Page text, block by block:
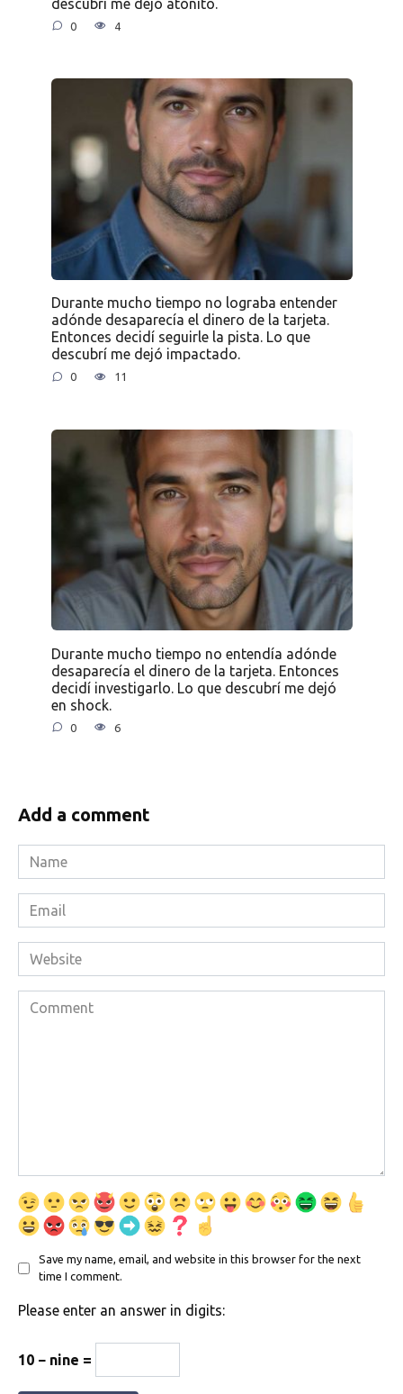
0 4
Durante mucho tiempo no lograba entender
adónde desaparecía el dinero de la tarjeta.
Entonces decidí seguirle la pista. Lo que
descubrí me dejó impactado.
0 11
Durante mucho tiempo no entendía adónde
desaparecía el dinero de la tarjeta. Entonces
decidí investigarlo. Lo que descubrí me dejó
en shock.
0 6
Add a comment
Name
*
Email
*
Website
Comment
Save my name, email, and website in this browser for the next
time I comment.
Please enter an answer in digits:
10 − nine =